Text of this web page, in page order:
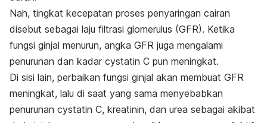
Nah, tingkat kecepatan proses penyaringan cairan
disebut sebagai laju filtrasi glomerulus (GFR). Ketika
fungsi ginjal menurun, angka GFR juga mengalami
penurunan dan kadar cystatin C pun meningkat.
Di sisi lain, perbaikan fungsi ginjal akan membuat GFR
meningkat, lalu di saat yang sama menyebabkan
penurunan cystatin C, kreatinin, dan urea sebagai akibat